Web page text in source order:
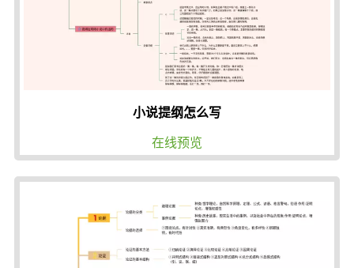
小说提纲怎么写
在线预览